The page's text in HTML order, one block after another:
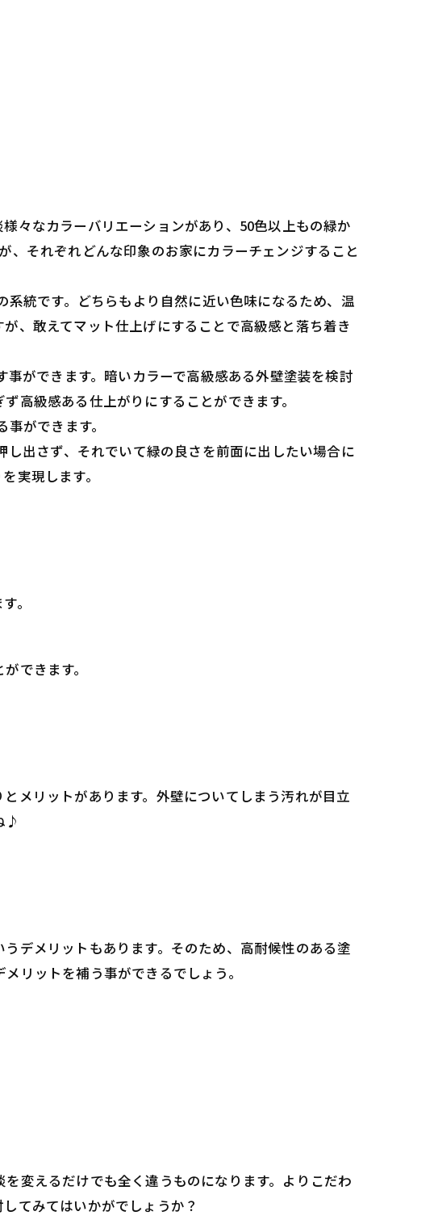
々なカラーバリエーションがあり、50色以上もの緑か
、それぞれどんな印象のお家にカラーチェンジすること
統です。どちらもより自然に近い色味になるため、温
、敢えてマット仕上げにすることで高級感と落ち着き
ができます。暗いカラーで高級感ある外壁塗装を検討
高級感ある仕上がりにすることができます。
ができます。
出さず、それでいて緑の良さを前面に出したい場合に
実現します。
。
できます。
メリットがあります。外壁についてしまう汚れが目立
♪
デメリットもあります。そのため、高耐候性のある塗
リットを補う事ができるでしょう。
変えるだけでも全く違うものになります。よりこだわ
てみてはいかがでしょうか？